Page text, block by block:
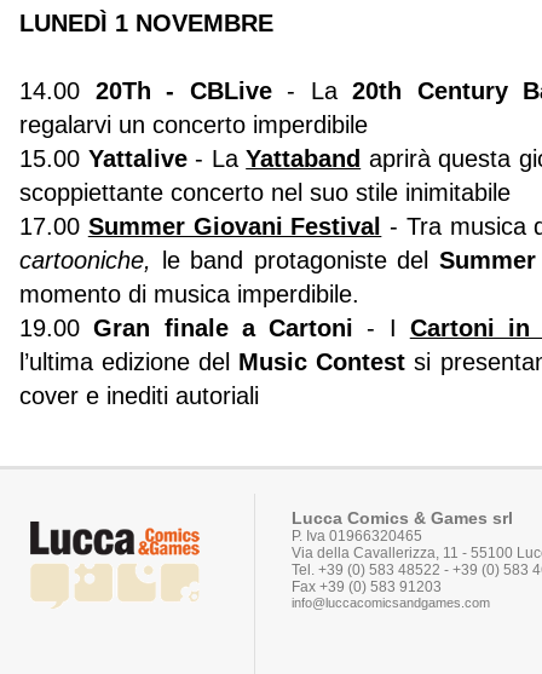
LUNEDÌ 1 NOVEMBRE
14.00 20Th - CBLive- La 20th Century
regalarvi un concerto imperdibile
15.00 Yattalive- LaYattaband aprirà questa
scoppiettante concerto nel suo stile inimitabile
17.00 Summer Giovani Festival - Tra musica
cartooniche, le band protagoniste del
momento di musica imperdibile.
19.00Gran finale a Cartoni - I Cartoni in
l’ultima edizione del Music Contest si
cover e inediti autoriali
Lucca Comics & Games srl
P. Iva 01966320465
Via della Cavallerizza, 11 - 55100
Tel. +39 (0) 583 48522 - +39 (0) 583
Fax +39 (0) 583 91203
info@luccacomicsandgames.com